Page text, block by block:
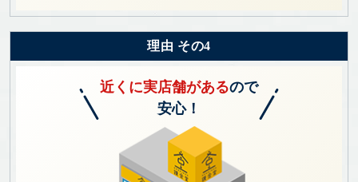
理由 その4
近くに実店舗があるので
安心！